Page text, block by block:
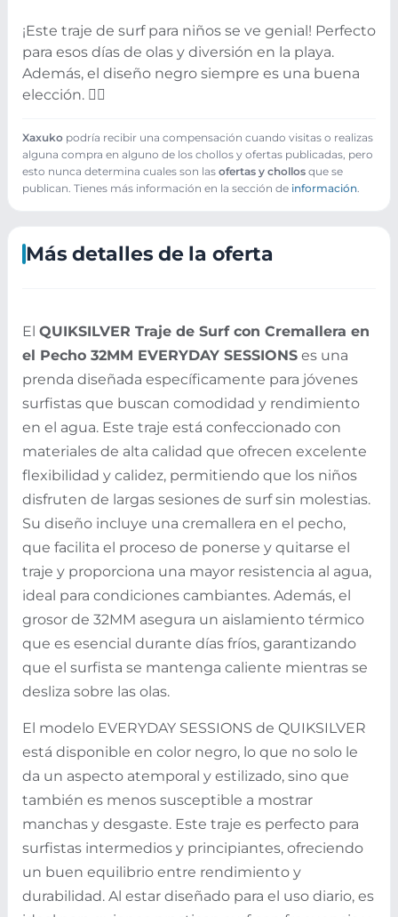
¡Este traje de surf para niños se ve genial! Perfecto
para esos días de olas y diversión en la playa.
Además, el diseño negro siempre es una buena
elección. 🏄‍♂️
Xaxuko podría recibir una compensación cuando visitas o realizas
alguna compra en alguno de los chollos y ofertas publicadas, pero
esto nunca determina cuales son las ofertas y chollos que se
publican. Tienes más información en la sección de información.
Más detalles de la oferta
El QUIKSILVER Traje de Surf con Cremallera en
el Pecho 32MM EVERYDAY SESSIONS es una
prenda diseñada específicamente para jóvenes
surfistas que buscan comodidad y rendimiento
en el agua. Este traje está confeccionado con
materiales de alta calidad que ofrecen excelente
flexibilidad y calidez, permitiendo que los niños
disfruten de largas sesiones de surf sin molestias.
Su diseño incluye una cremallera en el pecho,
que facilita el proceso de ponerse y quitarse el
traje y proporciona una mayor resistencia al agua,
ideal para condiciones cambiantes. Además, el
grosor de 32MM asegura un aislamiento térmico
que es esencial durante días fríos, garantizando
que el surfista se mantenga caliente mientras se
desliza sobre las olas.
El modelo EVERYDAY SESSIONS de QUIKSILVER
está disponible en color negro, lo que no solo le
da un aspecto atemporal y estilizado, sino que
también es menos susceptible a mostrar
manchas y desgaste. Este traje es perfecto para
surfistas intermedios y principiantes, ofreciendo
un buen equilibrio entre rendimiento y
durabilidad. Al estar diseñado para el uso diario, es